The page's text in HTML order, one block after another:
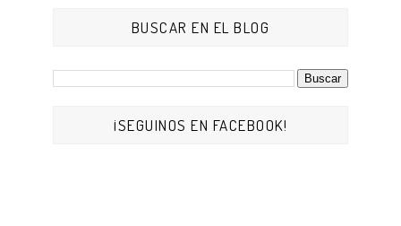
BUSCAR EN EL BLOG
¡SEGUINOS EN FACEBOOK!